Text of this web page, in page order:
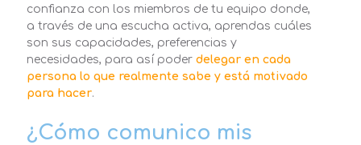
confianza con los miembros de tu equipo donde,
a través de una escucha activa, aprendas cuáles
son sus capacidades, preferencias y
necesidades, para así poder delegar en cada
persona lo que realmente sabe y está motivado
para hacer.
¿Cómo comunico mis